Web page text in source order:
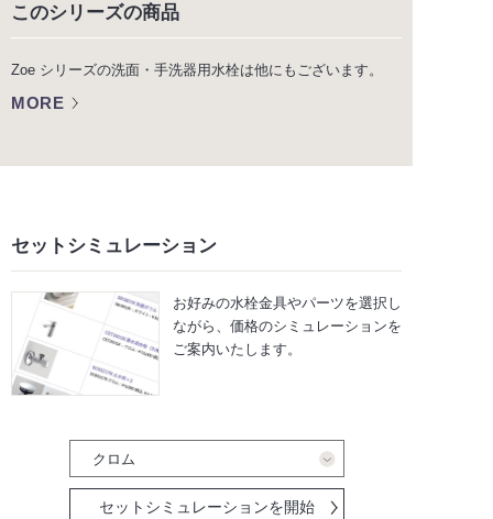
このシリーズの商品
Zoe シリーズの洗面・手洗器用水栓は他にもございます。
MORE
セットシミュレーション
お好みの水栓金具やパーツを選択し
ながら、 価格のシミュレーションを
ご案内いたします。
セットシミュレーションを開始